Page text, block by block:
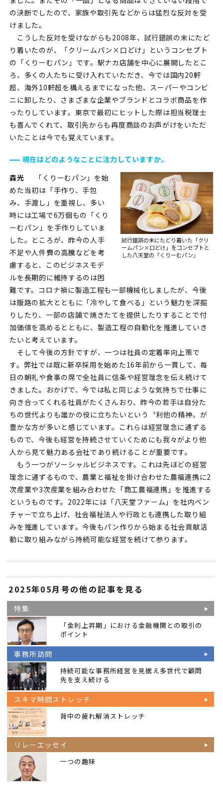
の決断でしたので、家族や取引先などからは猛烈な反対を受
けました。
こうした反対を受けながらも2008年、試行錯誤の末にたど
り着いたのが、「クリームパン×口どけ」というコンセプト
の「くりーむパン」です。駅ナカ店舗を中心に展開したとこ
ろ、多くの人たちに受け入れていただき、今では国内20軒
超、海外10軒超を構えるまでになった他、スーパーやコンビ
ニに卸したり、さまざまな企業やブランドとコラボ商品を作
ったりしています。東京で最初にヒットした際は担当税理士
も喜んでくれて、取引先からも再度商談のお声がけをいただ
いたことは今でも覚えています。
現在はどのようなことに注力していますか。
試行錯誤の末にたどり着いた「クリ
ームパン×口どけ」をコンセプトと
した八天堂の「くりーむパン」
森光
「くりーむパン」を始
めた当初は「手作り、手包
み、手渡し」を重視し、多い
時には工場で6万個もの「くり
ーむパン」を手作りしていま
した。ところが、昨今の人手
不足や人件費の高騰などを考
慮すると、このビジネスモデ
ルを長期的に維持するのは困
難です。コロナ禍に製造工程も一部機械化しましたが、今後
は販路の拡大とともに「冷やして食べる」という魅力を深掘
りしたり、一部の店舗で焼きたてを提供したりすることで付
加価値を高めるとともに、製造工程の自動化を推進していき
たいと考えています。
そして今後の方針ですが、一つは社員の定着率向上策で
す。弊社では既に新卒採用を始めた16年前から一貫して、毎
日の朝礼や食事の席で全社員に信条や経営理念を伝え続けて
きました。おかげで、今では私と同じような気持ちで仕事に
向き合ってくれる社員がたくさんおり、昨今の若手は自分た
ちの世代よりも誰かの役に立ちたいという〝利他の精神〟が
豊かな方が多いと感じています。これらは経営理念に通ずる
もので、今後も経営を持続させていくためにも我々がより他
人から見て魅力ある会社であり続けることが重要です。
もう一つがソーシャルビジネスです。これは先ほどの経営
理念に通ずるもので、農業と福祉を掛け合わせた農福連携に2
次産業や3次産業を組み合わせた「商工農福連携」を推進する
というものです。2022年には「八天堂ファーム」を社内ベン
チャーで立ち上げ、社会福祉法人や行政とも連携した取り組
みを推進しています。今後もパン作りから始まる社会貢献活
動に取り組みながら持続可能な経営を続けて参ります。
2025年05月号の他の記事を見る
特集
「金利上昇期」における金融機関との取引の
ポイント
事務所訪問
持続可能な事務所経営を見据え多世代で顧問
先を支え続ける
スキマ時間ストレッチ
背中の疲れ解消ストレッチ
リレーエッセイ
一つの趣味